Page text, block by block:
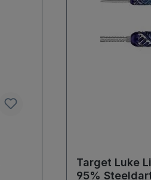
Target Luke
95%